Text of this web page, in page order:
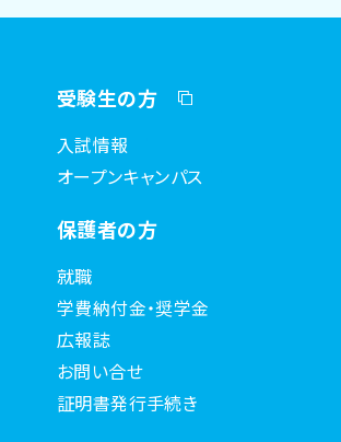
受験生の方
入試情報
オープンキャンパス
保護者の方
就職
学費納付金・奨学金
広報誌
お問い合せ
証明書発行手続き